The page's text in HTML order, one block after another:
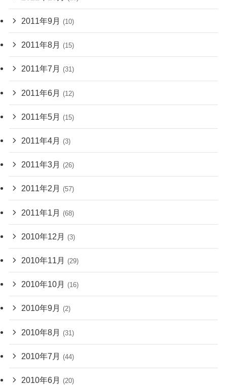
2011年9月 (10)
2011年8月 (15)
2011年7月 (31)
2011年6月 (12)
2011年5月 (15)
2011年4月 (3)
2011年3月 (26)
2011年2月 (57)
2011年1月 (68)
2010年12月 (3)
2010年11月 (29)
2010年10月 (16)
2010年9月 (2)
2010年8月 (31)
2010年7月 (44)
2010年6月 (20)